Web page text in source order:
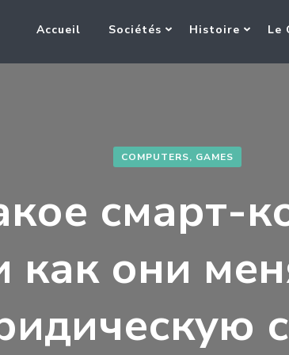
Accueil Sociétés Histoire Le
COMPUTERS, GAMES
смарт-
как они